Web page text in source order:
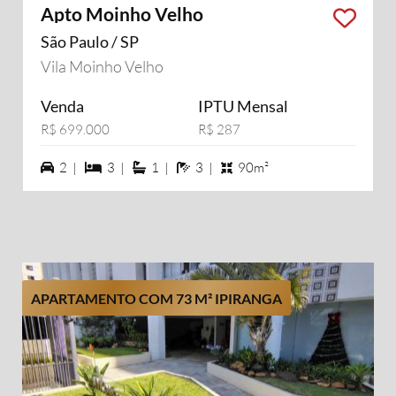
Apto Moinho Velho
São Paulo / SP
Vila Moinho Velho
Venda
R$ 699.000
IPTU Mensal
R$ 287
2 vagas na garagem
2 | 3 dormiórios
3 | 1 suítes
1 | 3 banheiros
3 | 90m²
APARTAMENTO COM 73 M² IPIRANGA